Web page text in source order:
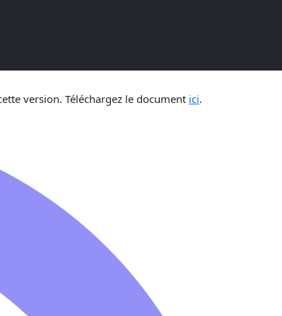
version. Téléchargez le document ici.